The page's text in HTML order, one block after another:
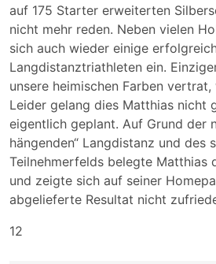
auf 175 Starter erweiterten
nicht mehr reden. Neben vielen
sich auch wieder einige
Langdistanztriathleten ein.
unsere heimischen Farben
Leider gelang dies Matthias nicht
eigentlich geplant. Auf Grund der
hängenden“ Langdistanz und des
Teilnehmerfelds belegte Matthias
und zeigte sich auf seiner
abgelieferte Resultat nicht
12